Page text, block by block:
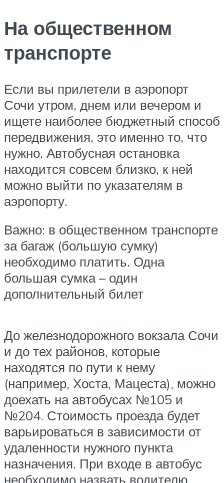
На общественном
транспорте
Если вы прилетели в аэропорт
Сочи утром, днем или вечером и
ищете наиболее бюджетный способ
передвижения, это именно то, что
нужно. Автобусная остановка
находится совсем близко, к ней
можно выйти по указателям в
аэропорту.
Важно: в общественном транспорте
за багаж (большую сумку)
необходимо платить. Одна
большая сумка – один
дополнительный билет
До железнодорожного вокзала Сочи
и до тех районов, которые
находятся по пути к нему
(например, Хоста, Мацеста), можно
доехать на автобусах №105 и
№204. Стоимость проезда будет
варьироваться в зависимости от
удаленности нужного пункта
назначения. При входе в автобус
необходимо назвать водителю